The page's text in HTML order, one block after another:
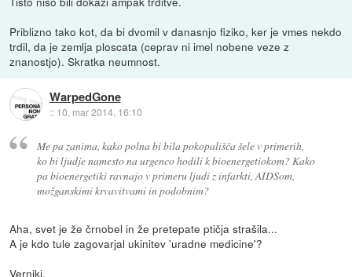
Priblizno tako kot, da bi dvomil v danasnjo fiziko, ker je vmes nekdo
trdil, da je zemlja ploscata (ceprav ni imel nobene veze z
znanostjo). Skratka neumnost.
WarpedGone
:: 10. mar 2014, 16:10
Me pa zanima, kako polna bi bila pokopališča šele v primerih,
ko bi ljudje namesto na urgenco hodili k bioenergetiokom? Kako
pa bioenergetiki ravnajo v primeru ljudi z infarkti, AIDSom,
možganskimi krvavitvami in podobnim?
Aha, svet je že črnobel in že pretepate ptičja strašila...
A je kdo tule zagovarjal ukinitev 'uradne medicine'?
Verniki.